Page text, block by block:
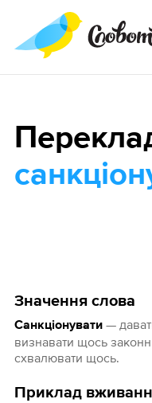
Значення слова
Санкціонувати—
визнавати щось
схвалювати щось.
Приклад